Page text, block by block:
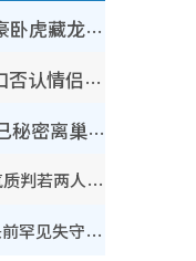
《爱·回家》隐形富豪卧虎藏龙！盘点12位财气逼人的有钱艺人：这位美女3亿身家不愁做
叶泓文拍拖一周年亲口否认情侣关系？！被质疑感情造假竟称GM“普通同事”
30岁男艺人低调宣布已秘密离巢！人气急跌变失踪人口：“这几年过得并不容易”
简淑儿染金发剪短头发气质判若两人！吓坏老公麦大力都认不出：“你做什么？”
TVB新闻主播陈嘉欣镜头前罕见失守！遭林超英一句话突袭吓坏当场大笑